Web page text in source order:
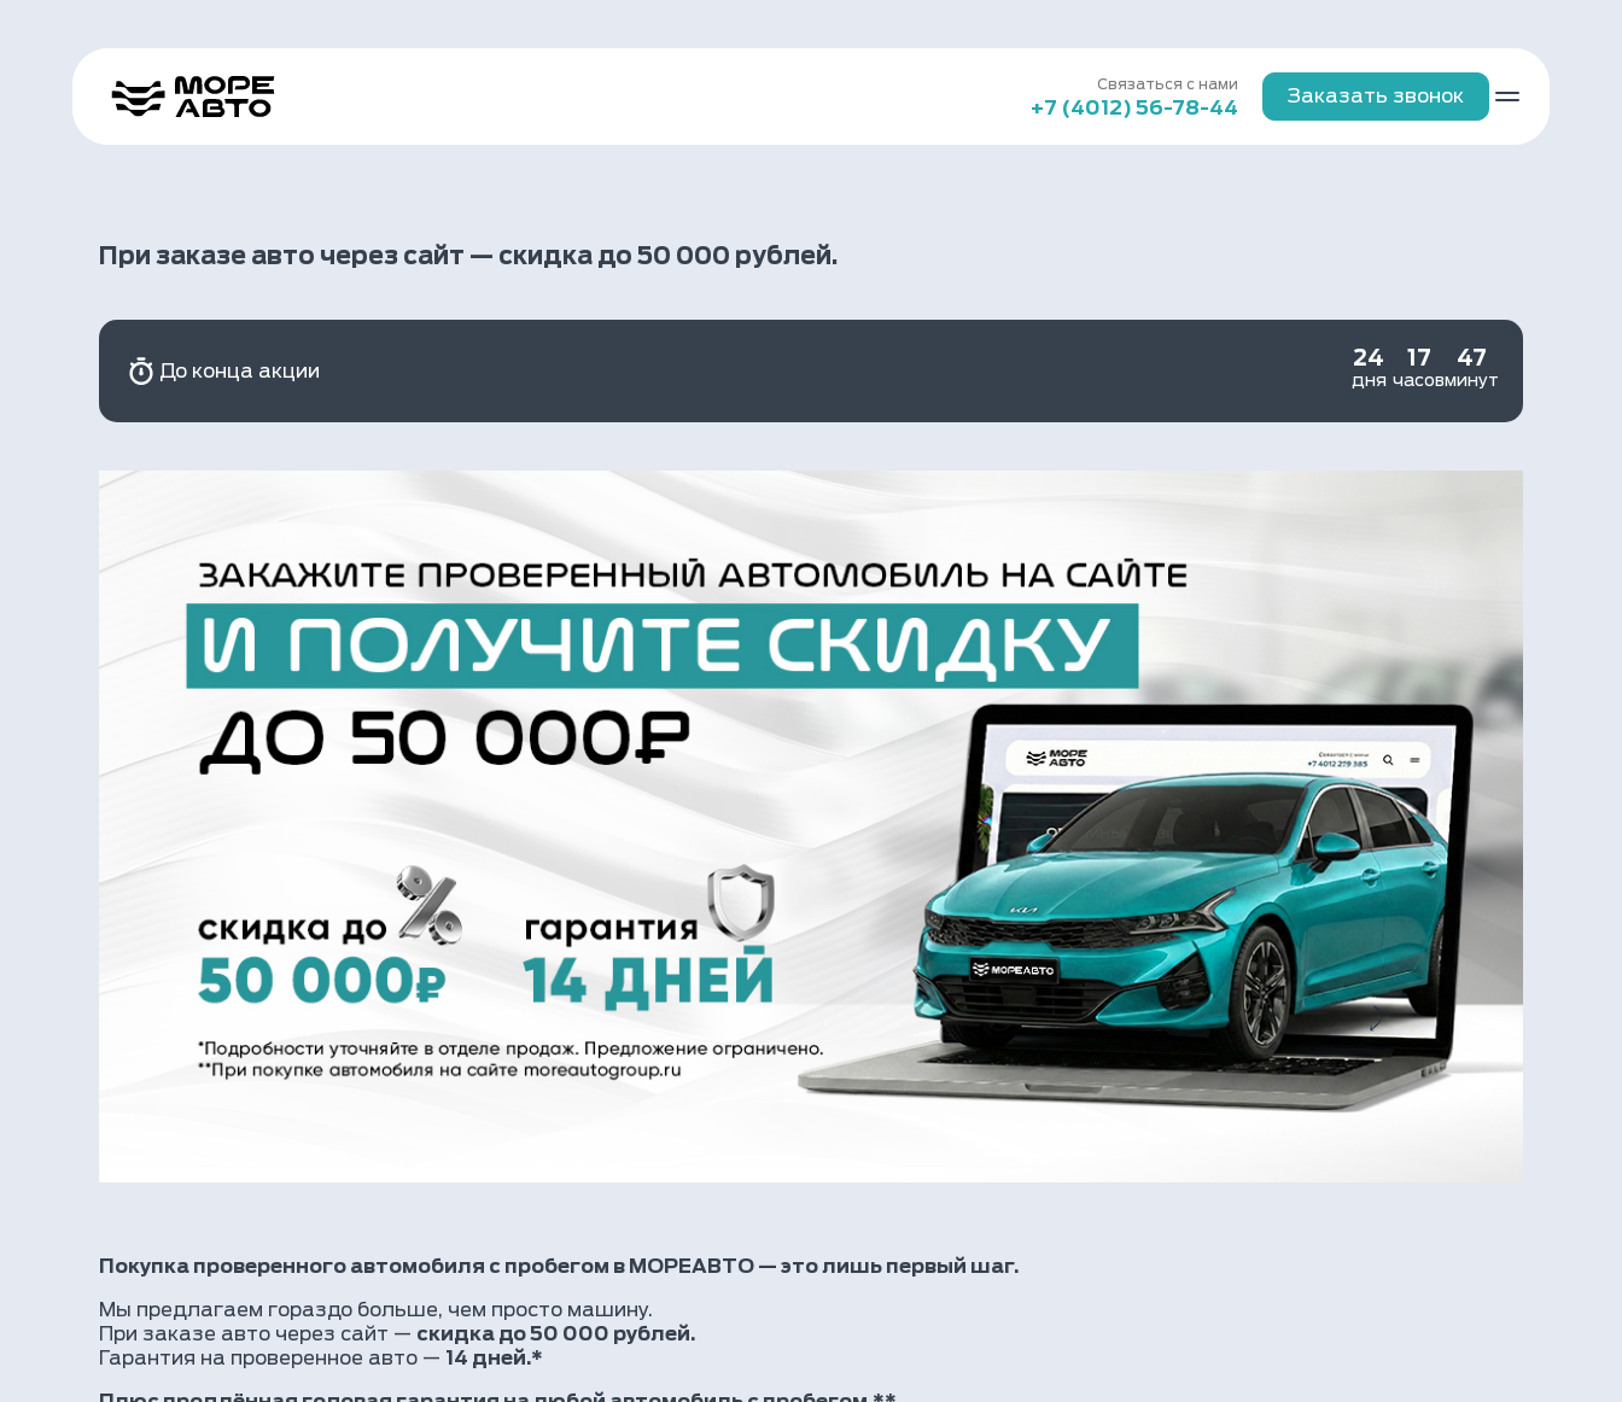
Связаться с нами
+7 (4012) 56-78-44
Заказать звонок
При заказе авто через сайт — скидка до 50 000 рублей.
До конца акции 24 17 47
Покупка проверенного автомобиля с пробегом в МОРЕАВТО — это лишь первый шаг.
Мы предлагаем гораздо больше, чем просто машину.
При заказе авто через сайт — скидка до 50 000 рублей.
Гарантия на проверенное авто — 14 дней.*